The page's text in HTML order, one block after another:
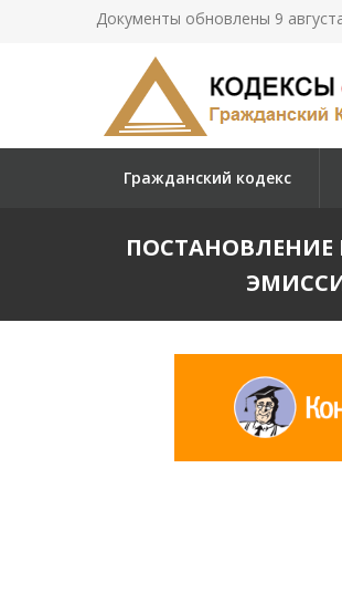
Документы обновлены 9
Гражданский кодекс
ПОСТАНОВЛЕНИЕ